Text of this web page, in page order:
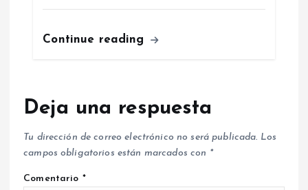
Continue reading
Deja una respuesta
Tu dirección de correo electrónico no será publicada. Los
campos obligatorios están marcados con *
Comentario *